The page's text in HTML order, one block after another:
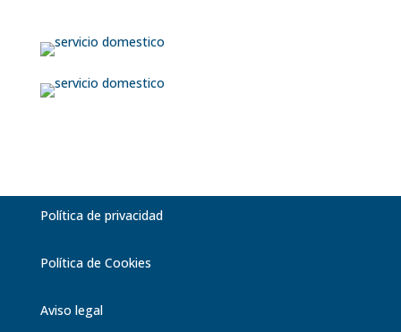
Política de privacidad
Política de Cookies
Aviso legal